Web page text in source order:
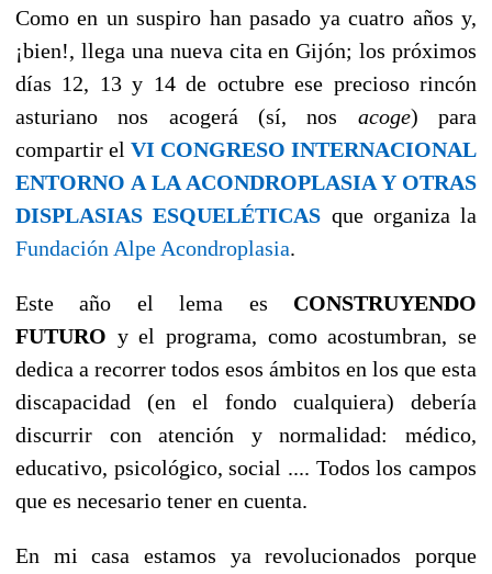
Como en un suspiro han pasado ya cuatro años y,
¡bien!, llega una nueva cita en Gijón; los próximos
días 12, 13 y 14 de octubre ese precioso rincón
asturiano nos acogerá (sí, nos acoge) para
compartir el VI CONGRESO INTERNACIONAL
ENTORNO A LA ACONDROPLASIA Y OTRAS
DISPLASIAS ESQUELÉTICAS que organiza la
Fundación Alpe Acondroplasia.
Este año el lema es CONSTRUYENDO
FUTURO y el programa, como acostumbran, se
dedica a recorrer todos esos ámbitos en los que esta
discapacidad (en el fondo cualquiera) debería
discurrir con atención y normalidad: médico,
educativo, psicológico, social .... Todos los campos
que es necesario tener en cuenta.
En mi casa estamos ya revolucionados porque